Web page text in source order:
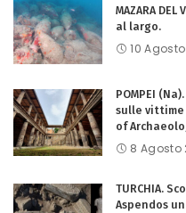
MAZARA
al largo.
10
POMPEI
sulle vittime
of
8 Agosto
TURCHIA.
Aspendos